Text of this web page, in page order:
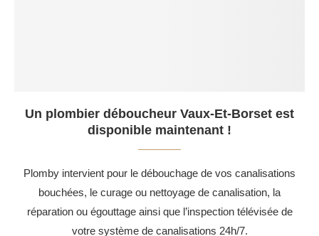
Un plombier déboucheur Vaux-Et-Borset est
disponible maintenant !
Plomby intervient pour le débouchage de vos canalisations
bouchées, le curage ou nettoyage de canalisation, la
réparation ou égouttage ainsi que l’inspection télévisée de
votre système de canalisations 24h/7.